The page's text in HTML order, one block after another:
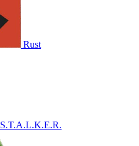
Rust
S.T.A.L.K.E.R.